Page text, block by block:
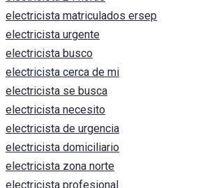
electricista matriculados ersep
electricista urgente
electricista busco
electricista cerca de mi
electricista se busca
electricista necesito
electricista de urgencia
electricista domiciliario
electricista zona norte
electricista profesional